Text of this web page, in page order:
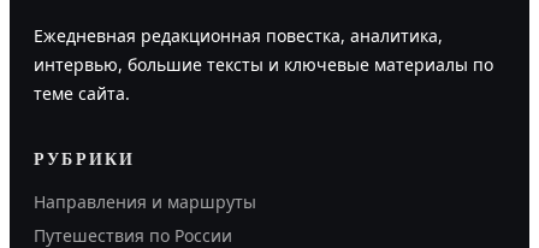
Ежедневная редакционная повестка, аналитика,
интервью, большие тексты и ключевые материалы по
теме сайта.
РУБРИКИ
Направления и маршруты
Путешествия по России